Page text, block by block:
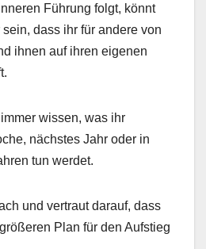
Führung folgt, könnt
dass ihr für andere von
ihnen auf ihren eigenen
wissen, was ihr
nächstes Jahr oder in
tun werdet.
und vertraut darauf, dass
Plan für den Aufstieg